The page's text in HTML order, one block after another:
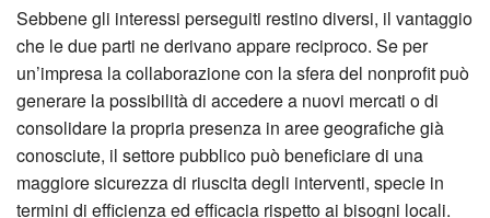
Sebbene gli interessi perseguiti restino diversi, il vantaggio
che le due parti ne derivano appare reciproco. Se per
un’impresa la collaborazione con la sfera del nonprofit può
generare la possibilità di accedere a nuovi mercati o di
consolidare la propria presenza in aree geografiche già
conosciute, il settore pubblico può beneficiare di una
maggiore sicurezza di riuscita degli interventi, specie in
termini di efficienza ed efficacia rispetto ai bisogni locali.